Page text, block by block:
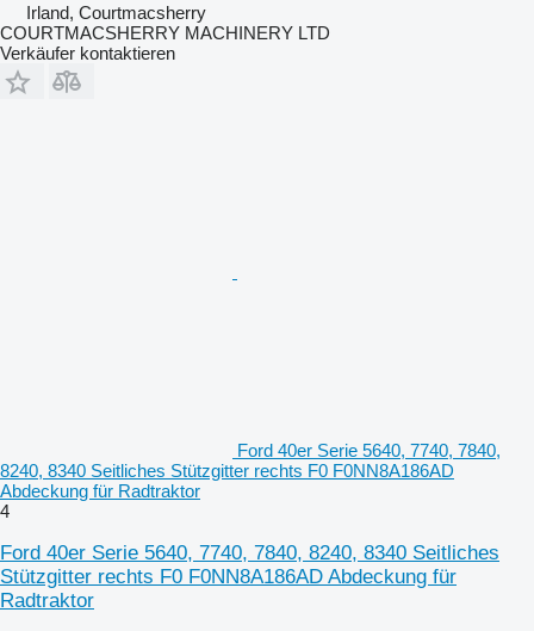
Irland, Courtmacsherry
COURTMACSHERRY MACHINERY LTD
Verkäufer kontaktieren
Ford 40er Serie 5640, 7740, 7840,
8240, 8340 Seitliches Stützgitter rechts F0 F0NN8A186AD
Abdeckung für Radtraktor
4
Ford 40er Serie 5640, 7740, 7840, 8240, 8340 Seitliches
Stützgitter rechts F0 F0NN8A186AD Abdeckung für
Radtraktor